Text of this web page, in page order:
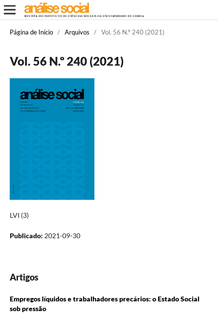
Página de Início / Arquivos / Vol. 56 N.º 240 (2021)
Vol. 56 N.º 240 (2021)
LVI (3)
Publicado: 2021-09-30
Artigos
Empregos líquidos e trabalhadores precários: o Estado Social
sob pressão